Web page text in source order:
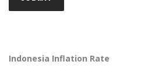
Indonesia Inflation Rate